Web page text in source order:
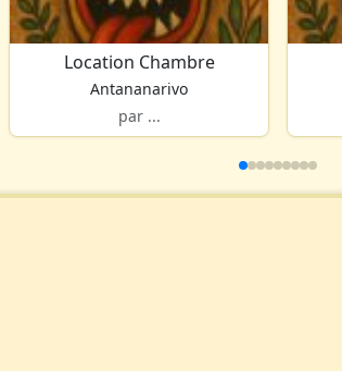
Location Chambre
Antananarivo
par ...